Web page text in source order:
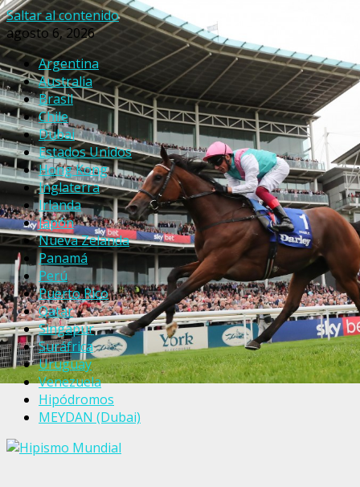
Saltar al contenido
agosto 6, 2026
Argentina
Australia
Brasil
Chile
Dubai
Estados Unidos
Hong Kong
Inglaterra
Irlanda
Japón
Nueva Zelanda
Panamá
Perú
Puerto Rico
Qatar
Singapur
Suráfrica
Uruguay
Venezuela
Hipódromos
MEYDAN (Dubai)